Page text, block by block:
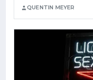
QUENTIN MEYER